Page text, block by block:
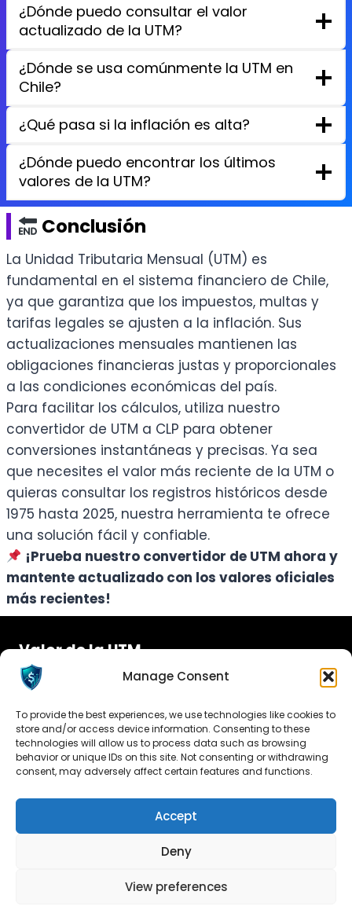
Manage Consent
To provide the best experiences, we use technologies like cookies to
store and/or access device information. Consenting to these
technologies will allow us to process data such as browsing
behavior or unique IDs on this site. Not consenting or withdrawing
consent, may adversely affect certain features and functions.
Accept
Deny
View preferences
¿Dónde puedo consultar el valor
actualizado de la UTM?
¿Dónde se usa comúnmente la UTM en
Chile?
¿Qué pasa si la inflación es alta?
¿Dónde puedo encontrar los últimos
valores de la UTM?
Conclusión
La Unidad Tributaria Mensual (UTM) es
fundamental en el sistema financiero de Chile,
ya que garantiza que los impuestos, multas y
tarifas legales se ajusten a la inflación. Sus
actualizaciones mensuales mantienen las
obligaciones financieras justas y proporcionales
a las condiciones económicas del país.
Para facilitar los cálculos, utiliza nuestro
convertidor de UTM a CLP para obtener
conversiones instantáneas y precisas. Ya sea
que necesites el valor más reciente de la UTM o
quieras consultar los registros históricos desde
1975 hasta 2025, nuestra herramienta te ofrece
una solución fácil y confiable.
¡Prueba nuestro convertidor de UTM ahora y
mantente actualizado con los valores oficiales
más recientes!
Valor de la UTM
Política de Privacidad
derechos